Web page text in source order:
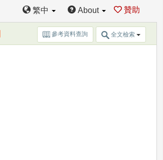
繁中 About 贊助
參考資料查詢 全文檢索